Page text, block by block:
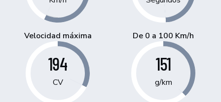
Velocidad máxima De 0 a 100 Km/h
194
CV
151
g/km